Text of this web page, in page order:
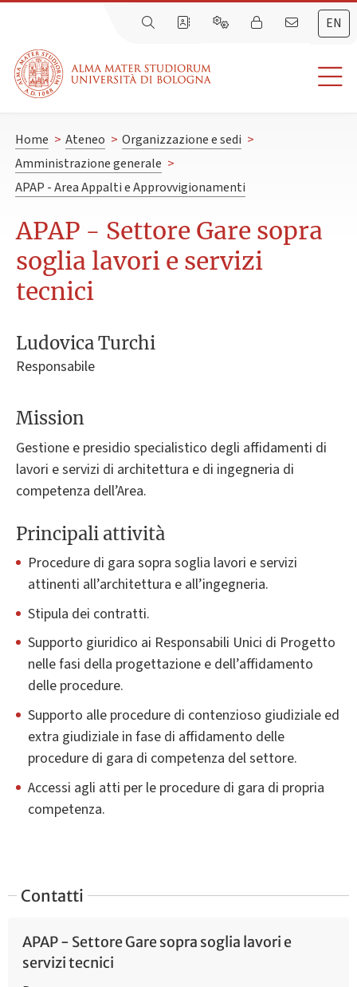
EN
Home > Ateneo > Organizzazione e sedi >
Amministrazione generale >
APAP - Area Appalti e Approvvigionamenti
APAP - Settore Gare sopra
soglia lavori e servizi
tecnici
Ludovica Turchi
Responsabile
Mission
Gestione e presidio specialistico degli affidamenti di
lavori e servizi di architettura e di ingegneria di
competenza dell’Area.
Principali attività
Procedure di gara sopra soglia lavori e servizi
attinenti all’architettura e all’ingegneria.
Stipula dei contratti.
Supporto giuridico ai Responsabili Unici di Progetto
nelle fasi della progettazione e dell’affidamento
delle procedure.
Supporto alle procedure di contenzioso giudiziale ed
extra giudiziale in fase di affidamento delle
procedure di gara di competenza del settore.
Accessi agli atti per le procedure di gara di propria
competenza.
Contatti
APAP - Settore Gare sopra soglia lavori e
servizi tecnici